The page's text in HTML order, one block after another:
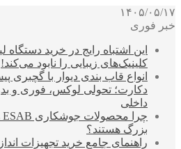
۱۴۰۵/۰۵/۱۷
خبر فوری
این اشتباه رایج در خرید دستگاه
کلینیک‌های زیبایی را نابود می‌کند!
انواع قاب بندی دیوار با گچبری
دکارت؛ تحولی لوکس، فوری و
داخلی
بزرگ هستند؟
راهنمای جامع خرید تجهیزات